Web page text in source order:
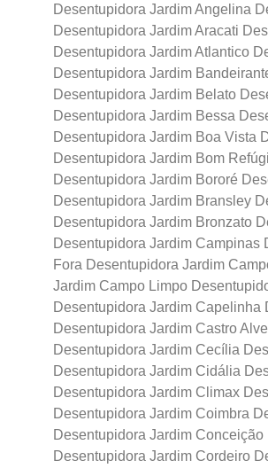
Desentupidora Jardim Angelina
Desentupidora Jardim Aracati
Desentupidora Jardim Atlantico
Desentupidora Jardim
Desentupidora Jardim Belato
Desentupidora Jardim Bessa
Desentupidora Jardim Boa Vista
Desentupidora Jardim Bom
Desentupidora Jardim Bororé
Desentupidora Jardim Bransley
Desentupidora Jardim Bronzato
Desentupidora Jardim Campinas
Fora Desentupidora Jardim
Jardim Campo Limpo
Desentupidora Jardim
Desentupidora Jardim Castro
Desentupidora Jardim Cecília
Desentupidora Jardim Cidália
Desentupidora Jardim Climax
Desentupidora Jardim Coimbra
Desentupidora Jardim
Desentupidora Jardim Cordeiro